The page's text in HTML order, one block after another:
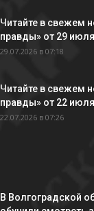
Читайте в свежем
правды» от 29
29.07.2026 в 07:18
Читайте в свежем
правды» от 22
22.07.2026 в 07:26
В Волгоградской